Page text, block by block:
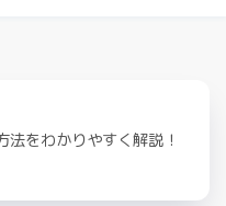
法をわかりやすく解説！